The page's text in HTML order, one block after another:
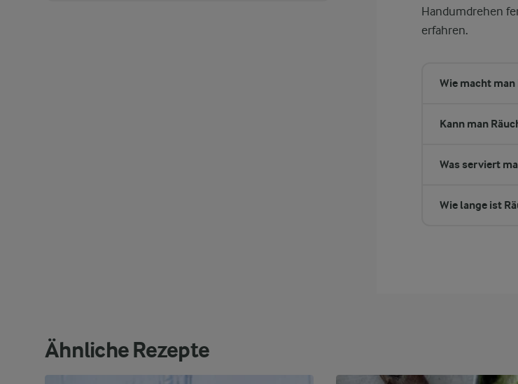
Handumdrehen
erfahren.
Wie macht
Kann man
Was serviert
Wie lange ist
Ähnliche Rezepte